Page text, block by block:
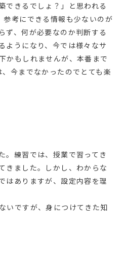
きるでしょ？」と思われる
考にできる情報も少ないのが
ず、何が必要なのか判断する
ようになり、今では様々なサ
かもしれませんが、本番まで
今までなかったのでとても楽
練習では、授業で習ってき
きました。しかし、わからな
はありますが、設定内容を理
いですが、身につけてきた知